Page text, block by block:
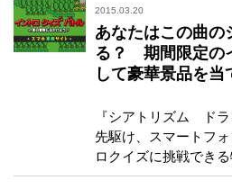
2015.03.20
あなたはこの曲の
る？ 期間限定の
して豪華景品を当
『シアトリズム ド
先駆け、スマートフ
ロクイズに挑戦でき